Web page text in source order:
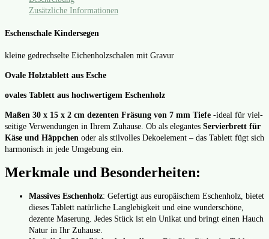
Zusätzliche Informationen
Eschenschale Kindersegen
klei­ne gedrech­sel­te Eichen­holz­scha­len mit Gra­vur
Ova­le Holz­ta­blett aus Esche
ova­les Tablett aus hoch­wer­ti­gem Eschen­holz
Maßen 30 x 15 x 2 cm dezen­ten Frä­sung von 7 mm Tie­fe ‑ide­al für viel­
sei­ti­ge Ver­wen­dun­gen in Ihrem Zuhau­se. Ob als ele­gan­tes Ser­vier­brett für
Käse und Häpp­chen oder als stil­vol­les Deko­ele­ment – das Tablett fügt sich
har­mo­nisch in jede Umge­bung ein.
Merkmale und Besonderheiten:
Mas­si­ves Eschen­holz: Gefer­tigt aus euro­päi­schem Eschen­holz, bie­tet
die­ses Tablett natür­li­che Lang­le­big­keit und eine wun­der­schö­ne,
dezen­te Mase­rung. Jedes Stück ist ein Uni­kat und bringt einen Hauch
Natur in Ihr Zuhau­se.